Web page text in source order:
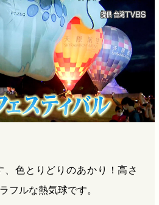
色とりどりのあかり！高さ
フルな熱気球です。